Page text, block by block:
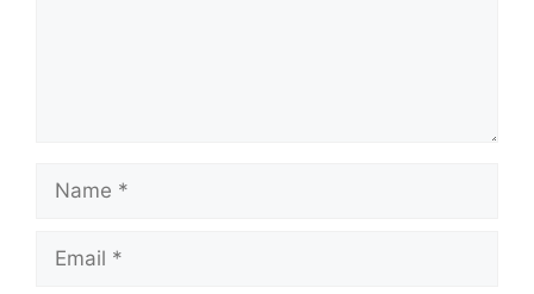
Tarikh Tutup
Senarai Jawatan Kosong